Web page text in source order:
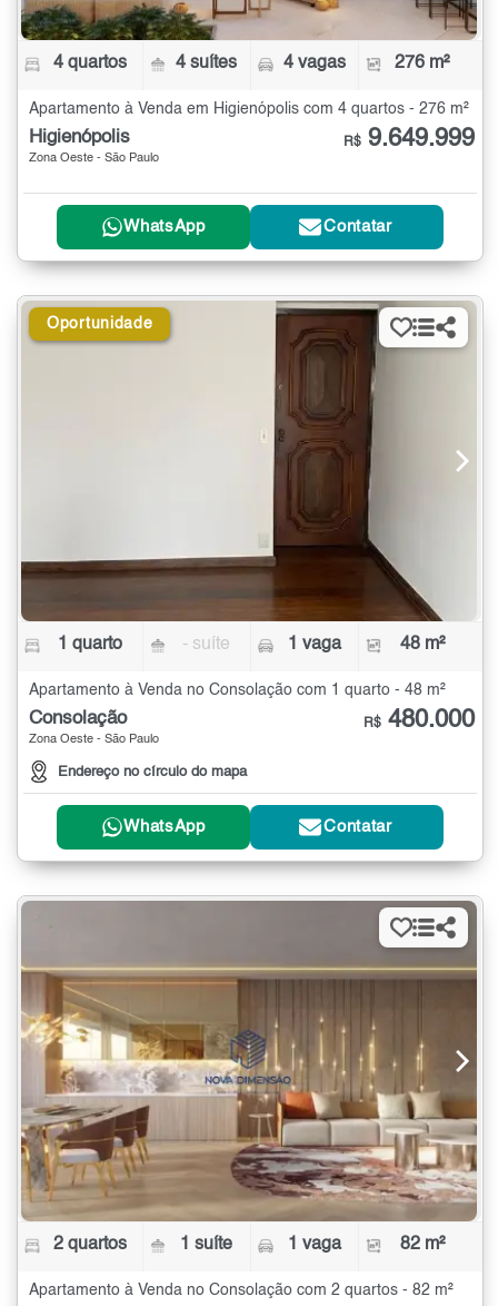
4 quartos 4 suítes 4 vagas 276 m²
Apartamento à Venda em Higienópolis com 4 quartos - 276 m²
Higienópolis
Zona Oeste - São Paulo
R$ 9.649.999
WhatsApp Contatar
Oportunidade
1 quarto - suíte 1 vaga 48 m²
Apartamento à Venda no Consolação com 1 quarto - 48 m²
Consolação
Zona Oeste - São Paulo
Endereço no círculo do mapa
R$ 480.000
WhatsApp Contatar
2 quartos 1 suíte 1 vaga 82 m²
Apartamento à Venda no Consolação com 2 quartos - 82 m²